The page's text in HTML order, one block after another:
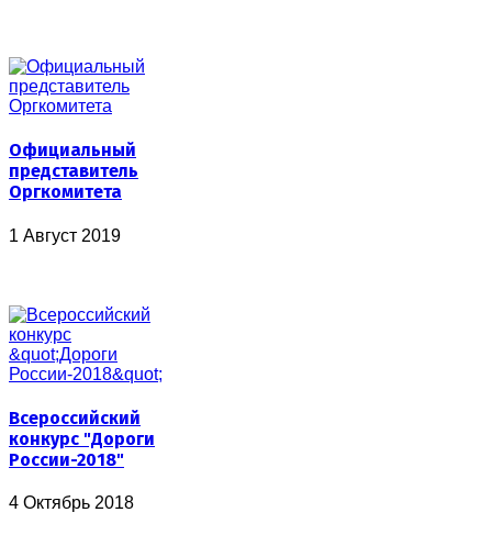
Официальный
представитель
Оргкомитета
1 Август 2019
Всероссийский
конкурс "Дороги
России-2018"
4 Октябрь 2018